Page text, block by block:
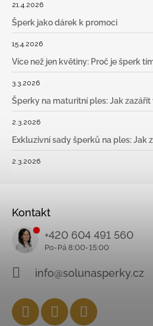
21.4.2026
Šperk jako dárek k promoci
15.4.2026
Více než jen květiny: Proč je šperk
3.3.2026
Šperky na maturitní ples: Jak
2.3.2026
Exkluzivní sady šperků na ples: Jak
2.3.2026
Kontakt
+420 604 491 560
info@solunasperky.cz